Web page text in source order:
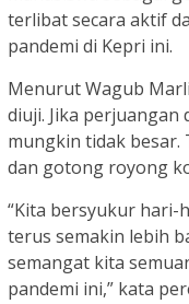
terlibat secara aktif
pandemi di Kepri ini.
Menurut Wagub
diuji. Jika
mungkin tidak besar.
dan gotong royong
“Kita bersyukur hari-
terus semakin lebih
semangat kita
pandemi ini,” kata